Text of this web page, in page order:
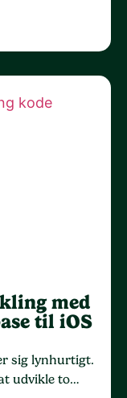
med
til iOS
sig lynhurtigt.
udvikle to…